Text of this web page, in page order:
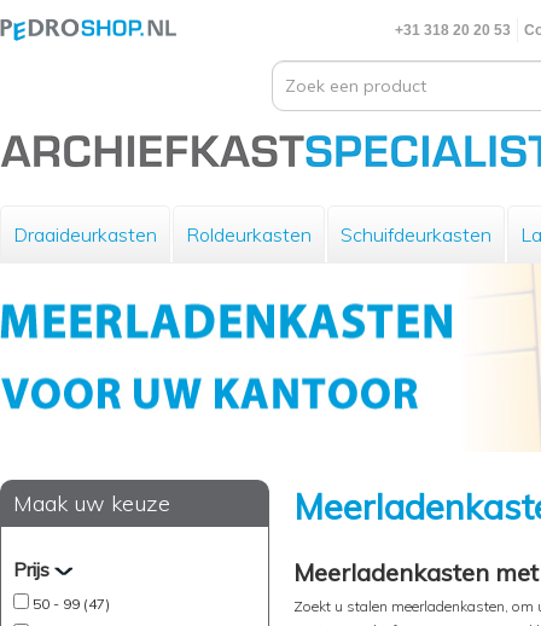
+31 318 20 20 53
Draaideurkasten Roldeurkasten Schuifdeurkasten
Maak uw keuze
Prijs
50 - 99 (47)
Meerladenkasten
Zoekt u stalen meerladenkasten, om